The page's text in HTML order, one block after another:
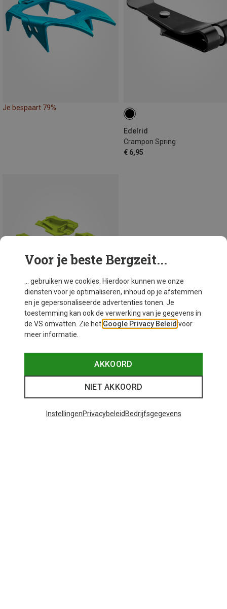
Je bespaart 79%
Edelrid
Crampon Spring
€ 6,95
29 van 29 producten bekeken
Voor je beste Bergzeit...
... gebruiken we cookies. Hierdoor kunnen we onze
diensten voor je optimaliseren, inhoud op je afstemmen
en je gepersonaliseerde advertenties tonen. Je
toestemming kan ook de verwerking van je gegevens in
de VS omvatten. Zie het Google Privacy Beleid voor
meer informatie.
AKKOORD
NIET AKKOORD
InstellingenPrivacybeleid Bedrijfsgegevens